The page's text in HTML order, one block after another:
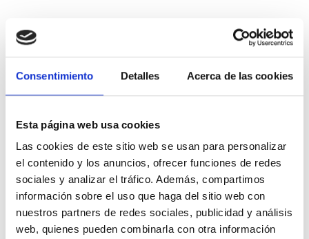
Consentimiento Detalles Acerca de las cookies
Esta página web usa cookies
Las cookies de este sitio web se usan para personalizar
el contenido y los anuncios, ofrecer funciones de redes
sociales y analizar el tráfico. Además, compartimos
información sobre el uso que haga del sitio web con
nuestros partners de redes sociales, publicidad y análisis
web, quienes pueden combinarla con otra información